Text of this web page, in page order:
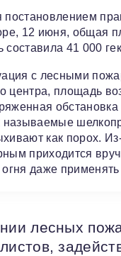
постановлением
12 июня, общая
41 000
с лесными
центра, площадь
называемые
как порох.
приходится
огня даже
лесных